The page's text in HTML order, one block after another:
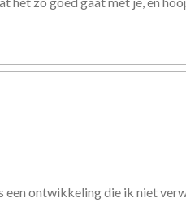
een ontwikkeling die ik niet